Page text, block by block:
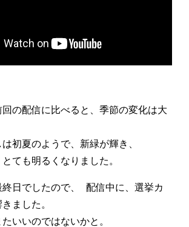
回の配信に比べると、季節の変化は大
初夏のようで、新緑が輝き、
ても明るくなりました。
日でしたので、 配信中に、選挙カ
ました。
いいのではないかと。